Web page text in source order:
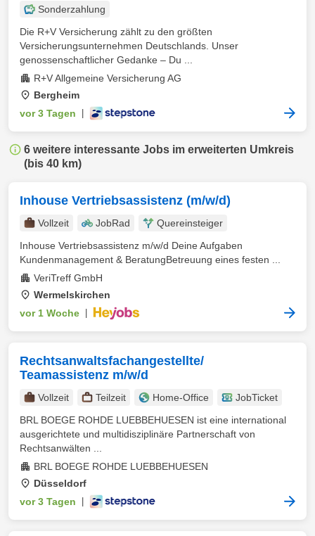
Sonderzahlung
Die R+V Versicherung zählt zu den größten
Versicherungsunternehmen Deutschlands. Unser
genossenschaftlicher Gedanke – Du ...
R+V Allgemeine Versicherung AG
Bergheim
vor 3 Tagen
6 weitere interessante Jobs im erweiterten Umkreis
(bis 40 km)
Inhouse Vertriebsassistenz (m/w/d)
Vollzeit JobRad
Quereinsteiger
Inhouse Vertriebsassistenz m/w/d Deine Aufgaben
Kundenmanagement & BeratungBetreuung eines festen ...
VeriTreff GmbH
Wermelskirchen
vor 1 Woche
Rechtsanwaltsfachangestellte/
Teamassistenz m/w/d
Vollzeit Teilzeit Home-Office
JobTicket
BRL BOEGE ROHDE LUEBBEHUESEN ist eine international
ausgerichtete und multidisziplinäre Partnerschaft von
Rechtsanwälten ...
BRL BOEGE ROHDE LUEBBEHUESEN
Düsseldorf
vor 3 Tagen